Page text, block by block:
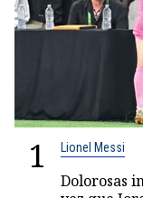
1 Lionel Messi
Dolorosas